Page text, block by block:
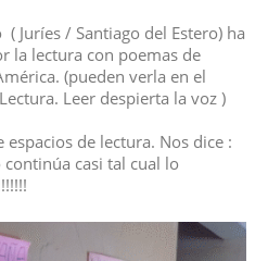
Juríes / Santiago del Estero) ha
la lectura con poemas de
. (pueden verla en el
Leer despierta la voz )
de lectura. Nos dice :
casi tal cual lo